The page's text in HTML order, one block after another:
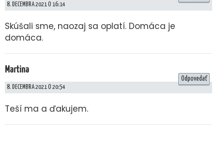
8. DECEMBRA 2021 O 16:14
Skúšali sme, naozaj sa oplatí. Domáca je
domáca.
Martina
8. DECEMBRA 2021 O 20:54
Teší ma a ďakujem.
Odpovedať